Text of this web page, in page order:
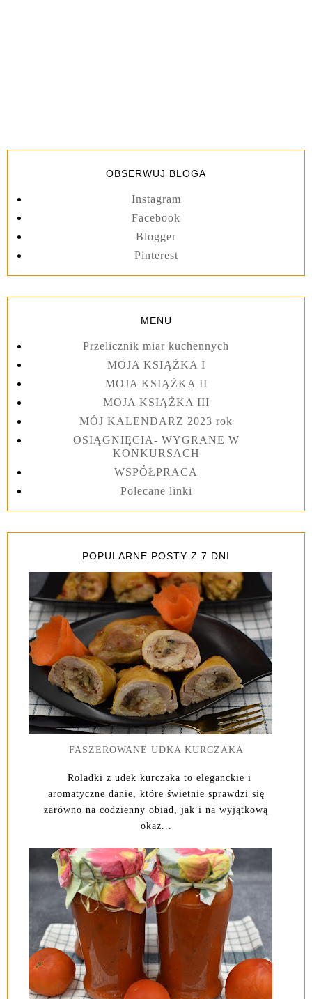
OBSERWUJ BLOGA
Instagram
Facebook
Blogger
Pinterest
MENU
Przelicznik miar kuchennych
MOJA KSIĄŻKA I
MOJA KSIĄŻKA II
MOJA KSIĄŻKA III
MÓJ KALENDARZ 2023 rok
OSIĄGNIĘCIA- WYGRANE W
KONKURSACH
WSPÓŁPRACA
Polecane linki
POPULARNE POSTY Z 7 DNI
FASZEROWANE UDKA KURCZAKA
Roladki z udek kurczaka to eleganckie i
aromatyczne danie, które świetnie sprawdzi się
zarówno na codzienny obiad, jak i na wyjątkową
okaz...